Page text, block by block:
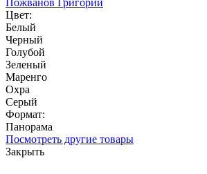
Цвет:
Белый
Черный
Голубой
Зеленый
Маренго
Охра
Серый
Формат:
Панорама
Посмотреть другие товары
Закрыть